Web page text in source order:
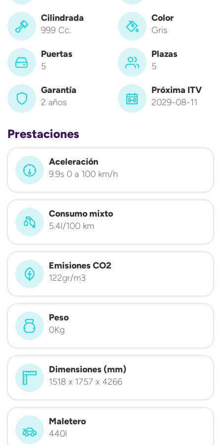
Cilindrada
999 Cc.
Color
Gris
Puertas
5
Plazas
5
Garantía
2 años
Próxima ITV
2029-08-11
Prestaciones
Aceleración
9.9s 0 a 100 km/h
Consumo mixto
5.4l/100 km
Emisiones CO2
122gr/m3
Peso
0Kg
Dimensiones (mm)
1518 x 1757 x 4266
Maletero
440l